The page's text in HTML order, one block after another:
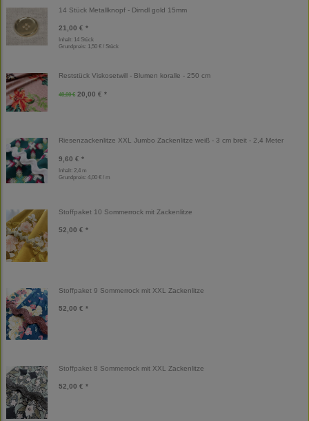
14 Stück Metallknopf - Dirndl gold 15mm
21,00 € *
Inhalt: 14 Stück
Grundpreis: 1,50 € / Stück
Reststück Viskosetwill - Blumen koralle - 250 cm
40,00 € 20,00 € *
Riesenzackenlitze XXL Jumbo Zackenlitze weiß - 3 cm breit - 2,4 Meter
9,60 € *
Inhalt: 2,4 m
Grundpreis: 4,00 € / m
Stoffpaket 10 Sommerrock mit Zackenlitze
52,00 € *
Stoffpaket 9 Sommerrock mit XXL Zackenlitze
52,00 € *
Stoffpaket 8 Sommerrock mit XXL Zackenlitze
52,00 € *